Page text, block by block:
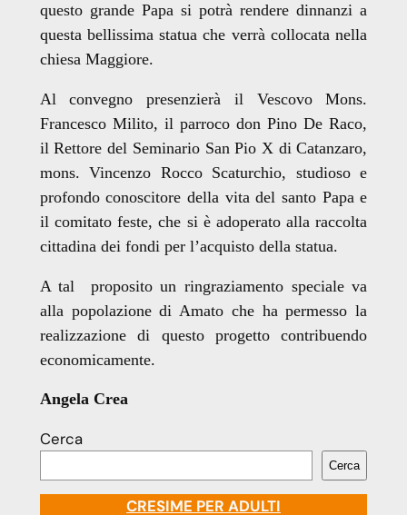
questo grande Papa si potrà rendere dinnanzi a
questa bellissima statua che verrà collocata nella
chiesa Maggiore.
Al convegno presenzierà il Vescovo Mons.
Francesco Milito, il parroco don Pino De Raco,
il Rettore del Seminario San Pio X di Catanzaro,
mons. Vincenzo Rocco Scaturchio, studioso e
profondo conoscitore della vita del santo Papa e
il comitato feste, che si è adoperato alla raccolta
cittadina dei fondi per l’acquisto della statua.
A tal proposito un ringraziamento speciale va
alla popolazione di Amato che ha permesso la
realizzazione di questo progetto contribuendo
economicamente.
Angela Crea
Cerca
Cerca
CRESIME PER ADULTI